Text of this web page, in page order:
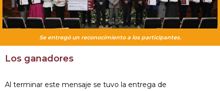
Se entregó un reconocimiento a los participantes.
Los ganadores
Al terminar este mensaje se tuvo la entrega de